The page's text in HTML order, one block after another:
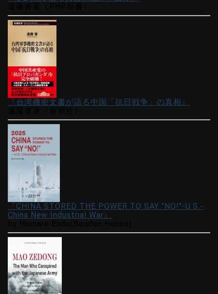
『台湾機密文書が語る中国「抗日戦争」の真相』
『CHINA STORED THE POWER TO SAY "NO!"-U.S.-
China New Industrial War』